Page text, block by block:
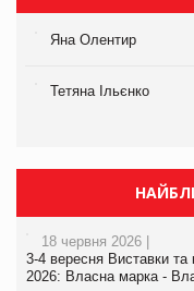
Яна Олентир
Тетяна Ільєнко
18 червня 2026 |
3-4 вересня Виставки
2026: Власна марка -